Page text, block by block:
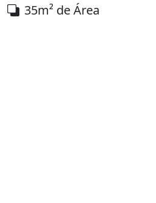
35m² de Área